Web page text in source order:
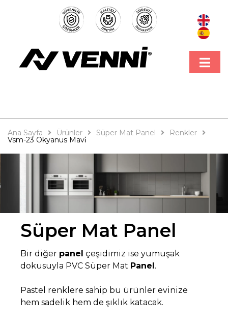
Ana Sayfa Ürünler Süper Mat Panel Renkler
Vsm-23 Okyanus Mavi̇
Süper Mat Panel
Bir diğer panel çeşidimiz ise yumuşak
dokusuyla PVC Süper Mat Panel.
Pastel renklere sahip bu ürünler evinize
hem sadelik hem de şıklık katacak.